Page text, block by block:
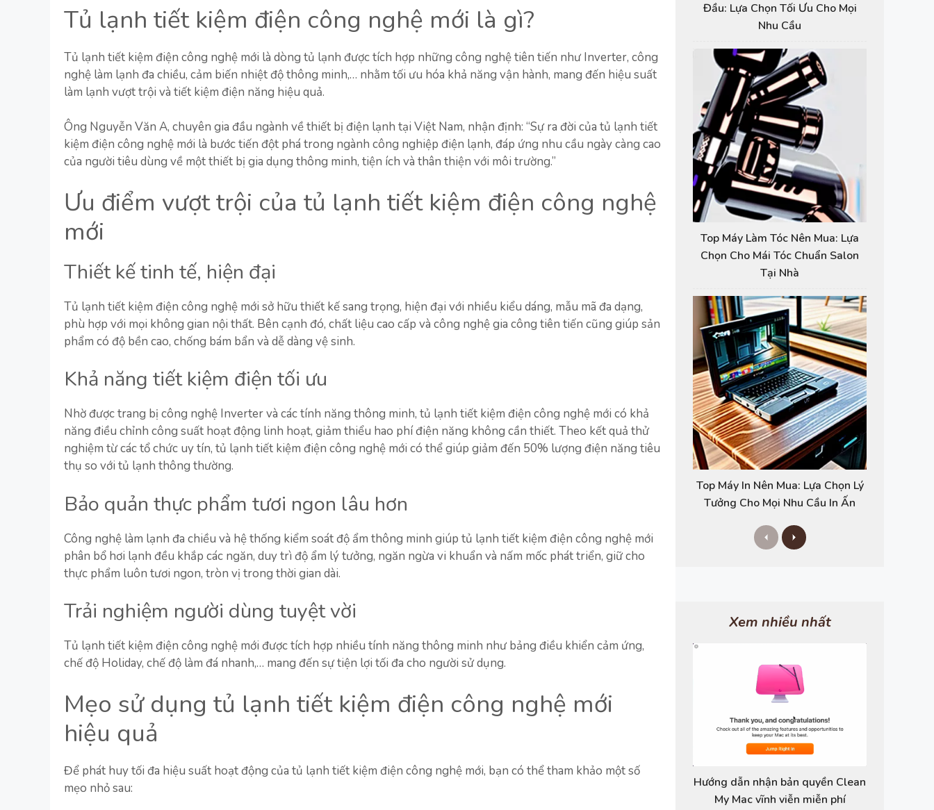
Tủ lạnh tiết kiệm điện công nghệ mới là gì?
Tủ lạnh tiết kiệm điện công nghệ mới là dòng tủ lạnh được tích hợp những công nghệ tiên tiến như Inverter, công
nghệ làm lạnh đa chiều, cảm biến nhiệt độ thông minh,… nhằm tối ưu hóa khả năng vận hành, mang đến hiệu suất
làm lạnh vượt trội và tiết kiệm điện năng hiệu quả.
Ông Nguyễn Văn A, chuyên gia đầu ngành về thiết bị điện lạnh tại Việt Nam, nhận định: “Sự ra đời của tủ lạnh tiết
kiệm điện công nghệ mới là bước tiến đột phá trong ngành công nghiệp điện lạnh, đáp ứng nhu cầu ngày càng cao
của người tiêu dùng về một thiết bị gia dụng thông minh, tiện ích và thân thiện với môi trường.”
Ưu điểm vượt trội của tủ lạnh tiết kiệm điện công nghệ
mới
Thiết kế tinh tế, hiện đại
Tủ lạnh tiết kiệm điện công nghệ mới sở hữu thiết kế sang trọng, hiện đại với nhiều kiểu dáng, mẫu mã đa dạng,
phù hợp với mọi không gian nội thất. Bên cạnh đó, chất liệu cao cấp và công nghệ gia công tiên tiến cũng giúp sản
phẩm có độ bền cao, chống bám bẩn và dễ dàng vệ sinh.
Khả năng tiết kiệm điện tối ưu
Nhờ được trang bị công nghệ Inverter và các tính năng thông minh, tủ lạnh tiết kiệm điện công nghệ mới có khả
năng điều chỉnh công suất hoạt động linh hoạt, giảm thiểu hao phí điện năng không cần thiết. Theo kết quả thử
nghiệm từ các tổ chức uy tín, tủ lạnh tiết kiệm điện công nghệ mới có thể giúp giảm đến 50% lượng điện năng tiêu
thụ so với tủ lạnh thông thường.
Bảo quản thực phẩm tươi ngon lâu hơn
Công nghệ làm lạnh đa chiều và hệ thống kiểm soát độ ẩm thông minh giúp tủ lạnh tiết kiệm điện công nghệ mới
phân bổ hơi lạnh đều khắp các ngăn, duy trì độ ẩm lý tưởng, ngăn ngừa vi khuẩn và nấm mốc phát triển, giữ cho
thực phẩm luôn tươi ngon, tròn vị trong thời gian dài.
Trải nghiệm người dùng tuyệt vời
Tủ lạnh tiết kiệm điện công nghệ mới được tích hợp nhiều tính năng thông minh như bảng điều khiển cảm ứng,
chế độ Holiday, chế độ làm đá nhanh,… mang đến sự tiện lợi tối đa cho người sử dụng.
Mẹo sử dụng tủ lạnh tiết kiệm điện công nghệ mới
hiệu quả
Để phát huy tối đa hiệu suất hoạt động của tủ lạnh tiết kiệm điện công nghệ mới, bạn có thể tham khảo một số
mẹo nhỏ sau:
Đầu: Lựa Chọn Tối Ưu Cho Mọi
Nhu Cầu
Top Máy Làm Tóc Nên Mua: Lựa
Chọn Cho Mái Tóc Chuẩn Salon
Tại Nhà
Top Máy In Nên Mua: Lựa Chọn Lý
Tưởng Cho Mọi Nhu Cầu In Ấn
P
r
s
N
e
Xem nhiều nhất
Hướng dẫn nhận bản quyền Clean
My Mac vĩnh viễn miễn phí